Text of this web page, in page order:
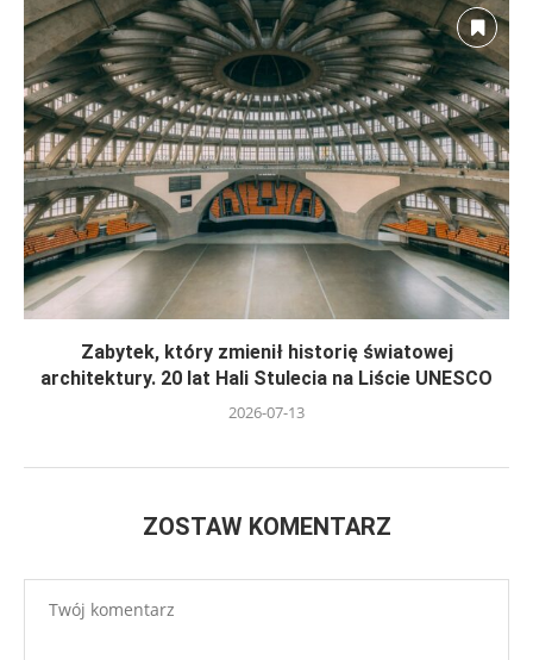
Zabytek, który zmienił historię światowej
architektury. 20 lat Hali Stulecia na Liście UNESCO
2026-07-13
ZOSTAW KOMENTARZ